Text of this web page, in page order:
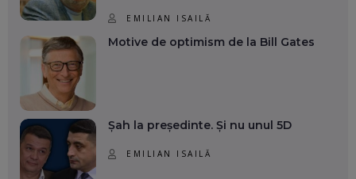
EMILIAN ISAILĂ
Motive de optimism de la Bill Gates
Șah la președinte. Și nu unul 5D
EMILIAN ISAILĂ